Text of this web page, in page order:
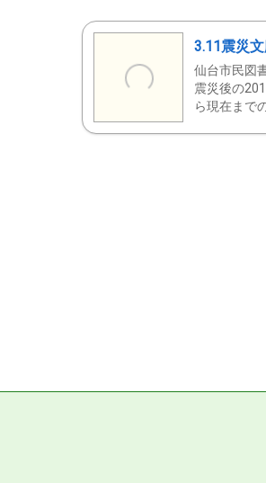
3.11震災
仙台市民図
震災後の
ら現在まで